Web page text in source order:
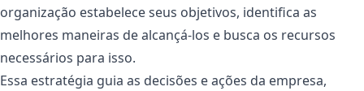
organização estabelece seus objetivos, identifica as
melhores maneiras de alcançá-los e busca os recursos
necessários para isso.
Essa estratégia guia as decisões e ações da empresa,